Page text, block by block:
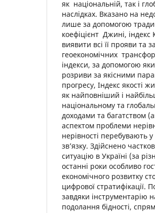
як національній, так і
наслідках. Вказано на
лише за допомогою
коефіцієнт Джині,
виявити всі її прояви та
геоекономічних
індекси, за допомогою
розриви за якісними
прогресу, Індекс якості
як найповніший і
національному та
доходами та багатством
аспектом проблеми
нерівності перебувають
зв’язку. Здійснено
ситуацію в Україні (за
останні роки особливо
економічного розвитку
цифрової
завдяки інструментарію
подолання бідності,